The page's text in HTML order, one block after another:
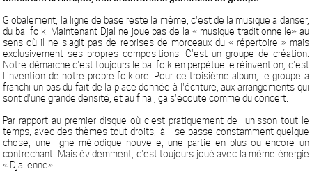
Globalement, la ligne de base reste la même, c'est de la musique à danser,
du bal folk. Maintenant Djal ne joue pas de la « musique traditionnelle» au
sens où il ne s'agit pas de reprises de morceaux du « répertoire » mais
exclusivement ses propres compositions. C'est un groupe de création.
Notre démarche c'est toujours le bal folk en perpétuelle réinvention, c'est
l'invention de notre propre folklore. Pour ce troisième album, le groupe a
franchi un pas du fait de la place donnée à l'écriture, aux arrangements qui
sont d'une grande densité, et au final, ça s'écoute comme du concert.
Par rapport au premier disque où c'est pratiquement de l'unisson tout le
temps, avec des thèmes tout droits, là il se passe constamment quelque
chose, une ligne mélodique nouvelle, une partie en plus ou encore un
contrechant. Mais évidemment, c'est toujours joué avec la même énergie
« Djalienne» !